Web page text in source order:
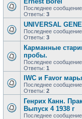
Последнее сообщение
Ответы: 3
UNIVERSAL
Последнее сообщение
Ответы: 3
Карманные
пробы.
Последнее сообщение
Ответы: 1
IWC и Favor
Последнее сообщение
Ответы: 2
Генрих Канн.
Выпуск 4 1938 г
Последнее сообщение